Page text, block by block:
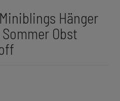
Hänger
Obst